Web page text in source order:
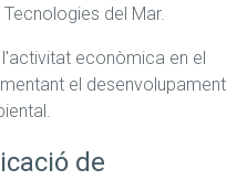
del Mar.
econòmica en el
el desenvolupament
de